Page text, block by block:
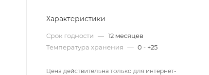
Характеристики
Срок годности — 12 месяцев
Температура хранения — 0 - +25
Цена действительна только для интернет-